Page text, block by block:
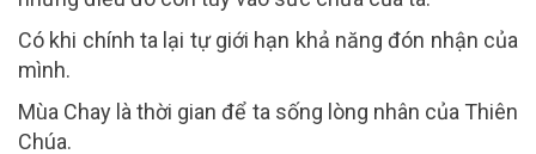
Có khi chính ta lại tự giới hạn khả năng đón nhận của
mình.
Mùa Chay là thời gian để ta sống lòng nhân của Thiên
Chúa.